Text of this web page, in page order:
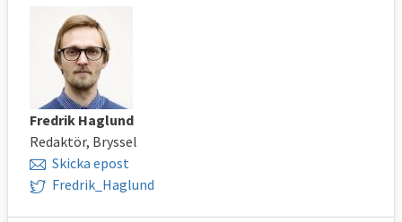
Fredrik Haglund
Redaktör, Bryssel
Skicka epost
Fredrik_Haglund